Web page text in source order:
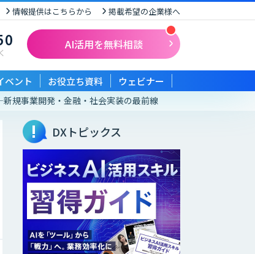
情報提供はこちらから 掲載希望の企業様へ
AI活用を無料相談
ベント お役立ち資料 ウェビナー
規事業開発・金融・社会実装の最前線
DXトピックス